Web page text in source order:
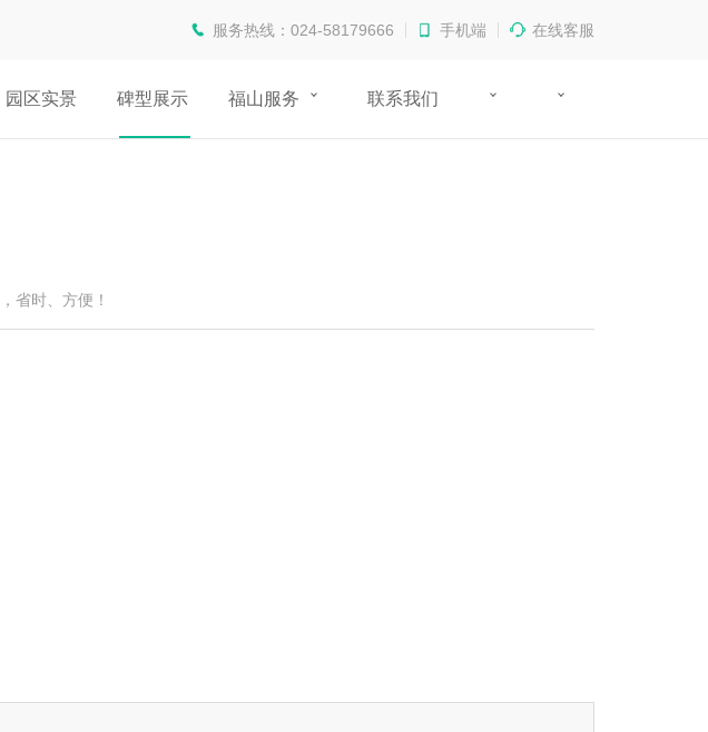
服务热线：024-58179666 手机端 在线客服
园区实景 碑型展示 福山服务 联系我们
省时、方便！